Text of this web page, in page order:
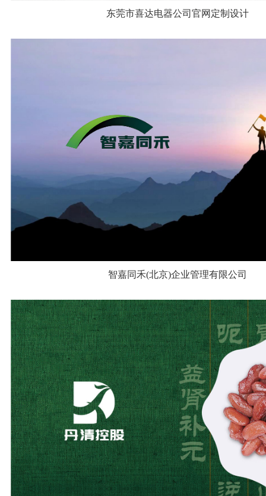
东莞市喜达电器公司官网定制设计
智嘉同禾(北京)企业管理有限公司